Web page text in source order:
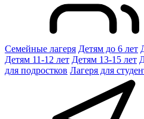
Семейные лагеря Детям до 6 лет
Детям 11-12 лет Детям 13-15 лет
для подростков Лагеря для